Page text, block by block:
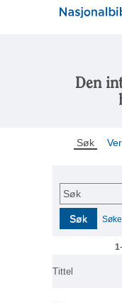
Den
Søk
Søk
Søk
Tittel